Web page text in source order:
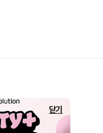
닫기
터:080-024-1357